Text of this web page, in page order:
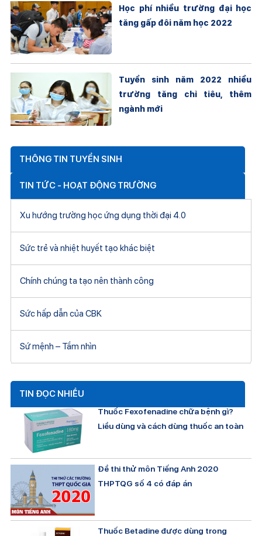
Học phí nhiều trường đại học
tăng gấp đôi năm học 2022
Tuyển sinh năm 2022 nhiều
trường tăng chỉ tiêu, thêm
ngành mới
THÔNG TIN TUYỂN SINH
TIN TỨC - HOẠT ĐỘNG TRƯỜNG
Xu hướng trường học ứng dụng thời đại 4.0
Sức trẻ và nhiệt huyết tạo khác biệt
Chính chúng ta tạo nên thành công
Sức hấp dẫn của CBK
Sứ mệnh – Tầm nhìn
TIN ĐỌC NHIỀU
Thuốc Fexofenadine chữa bệnh gì?
Liều dùng và cách dùng thuốc an toàn
Đề thi thử môn Tiếng Anh 2020
THPTQG số 4 có đáp án
Thuốc Betadine được dùng trong